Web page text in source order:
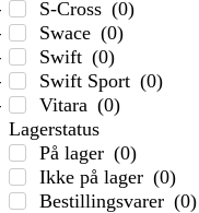
S-Cross (0)
Swace (0)
Swift (0)
Swift Sport (0)
Vitara (0)
Lagerstatus
På lager (0)
Ikke på lager (0)
Bestillingsvarer (0)